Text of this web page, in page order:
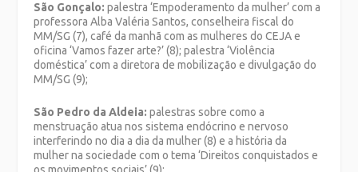
São Gonçalo:palestra ‘Empoderamento da mulher’ com a
professora Alba Valéria Santos, conselheira fiscal do
MM/SG (7), café da manhã com as mulheres do CEJA e
oficina ‘Vamos fazer arte?’ (8); palestra ‘Violência
doméstica’ com a diretora de mobilização e divulgação do
MM/SG (9);
São Pedro da Aldeia:palestras sobre como a
menstruação atua nos sistema endócrino e nervoso
interferindo no dia a dia da mulher (8) e a história da
mulher na sociedade com o tema ‘Direitos conquistados e
os movimentos sociais’ (9);